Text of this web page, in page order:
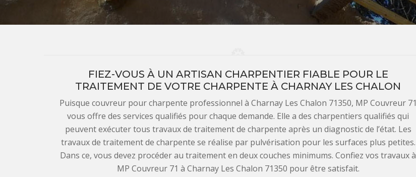
FIEZ-VOUS À UN ARTISAN CHARPENTIER FIABLE POUR LE
TRAITEMENT DE VOTRE CHARPENTE À CHARNAY LES CHALON
Puisque couvreur pour charpente professionnel à Charnay Les Chalon 71350, MP Couvreur 71
vous offre des services qualifiés pour chaque demande. Elle a des charpentiers qualifiés qui
peuvent exécuter tous travaux de traitement de charpente après un diagnostic de l’état. Les
travaux de traitement de charpente se réalise par pulvérisation pour les surfaces plus petites.
Dans ce, vous devez procéder au traitement en deux couches minimums. Confiez vos travaux à
MP Couvreur 71 à Charnay Les Chalon 71350 pour être satisfait.